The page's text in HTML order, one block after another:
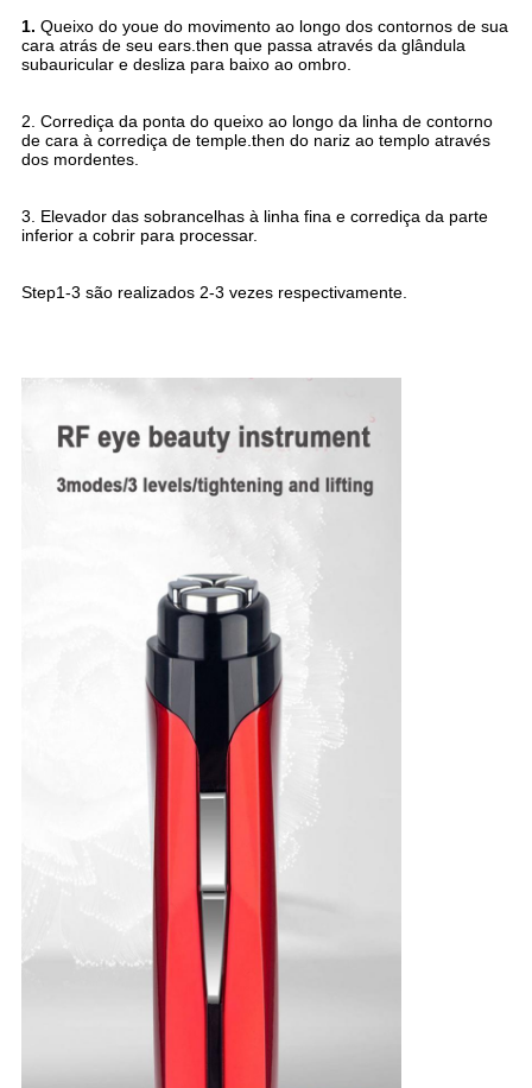
1. Queixo do youe do movimento ao longo dos contornos de sua
cara atrás de seu ears.then que passa através da glândula
subauricular e desliza para baixo ao ombro.
2. Corrediça da ponta do queixo ao longo da linha de contorno
de cara à corrediça de temple.then do nariz ao templo através
dos mordentes.
3. Elevador das sobrancelhas à linha fina e corrediça da parte
inferior a cobrir para processar.
Step1-3 são realizados 2-3 vezes respectivamente.